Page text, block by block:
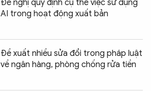
Đề nghị quy định cụ thể việc sử dụng
AI trong hoạt động xuất bản
Đề xuất nhiều sửa đổi trong pháp luật
về ngân hàng, phòng chống rửa tiền